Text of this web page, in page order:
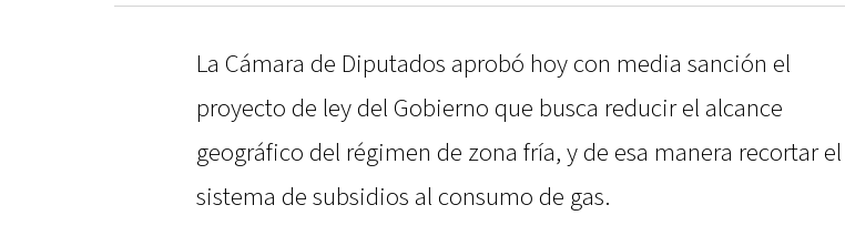
La Cámara de Diputados aprobó hoy con media sanción el
proyecto de ley del Gobierno que busca reducir el alcance
geográfico del régimen de zona fría, y de esa manera recortar el
sistema de subsidios al consumo de gas.